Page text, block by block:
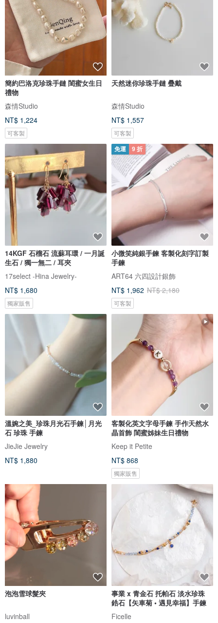
簡約巴洛克珍珠手鏈 閨蜜女生日
禮物
森情Studio
NT$ 1,224
可客製
天然迷你珍珠手鏈 疊戴
森情Studio
NT$ 1,557
可客製
14KGF 石榴石 流蘇耳環 / 一月誕
生石 / 獨一無二 / 耳夾
17select -Hina Jewelry-
NT$ 1,680
獨家販售
免運 9 折
小微笑純銀手鍊 客製化刻字訂製
手鍊
ART64 六四設計銀飾
NT$ 1,962 NT$ 2,180
可客製
溫婉之美_珍珠月光石手鍊│月光
石 珍珠 手鍊
JieJie Jewelry
NT$ 1,880
客製化英文字母手鍊 手作天然水
晶首飾 閨蜜姊妹生日禮物
Keep it Petite
NT$ 868
獨家販售
泡泡雪球髮夾
luvinball
事業 x 青金石 托帕石 淡水珍珠
鋯石【矢車菊 • 遇見幸福】手鍊
Ficelle